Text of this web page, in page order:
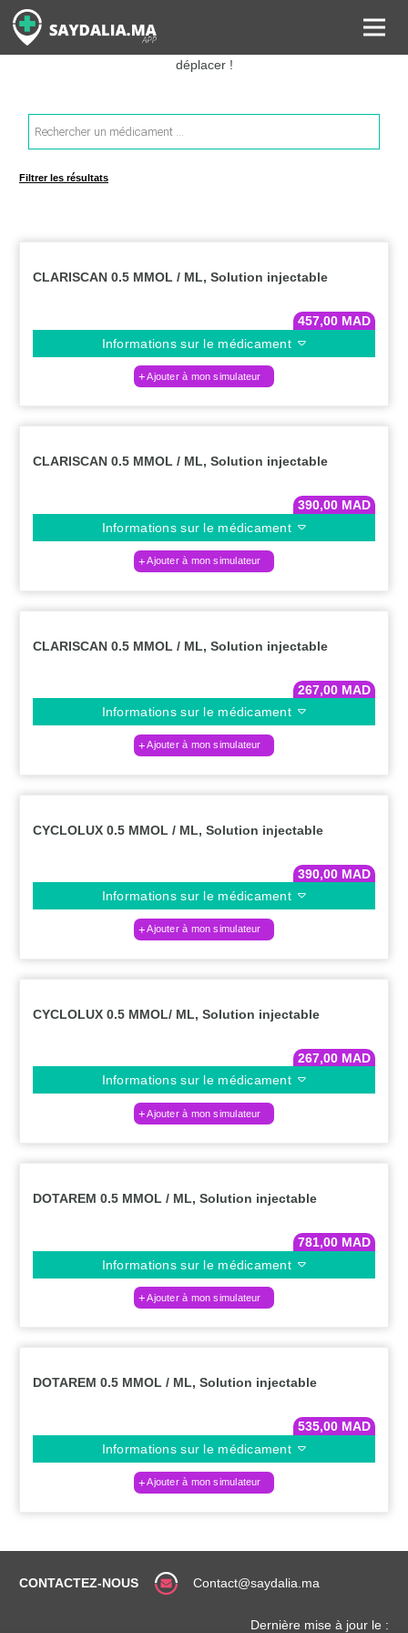
Rechercher les informations sur vos médicaments, leurs prix et
estimer ainsi le coût total de votre ordonnance, sans vous
déplacer !
Recherche
de
produits
Filtrer les résultats
CLARISCAN 0.5 MMOL / ML, Solution injectable
457,00 MAD
Informations sur le médicament
Ajouter à mon simulateur
CLARISCAN 0.5 MMOL / ML, Solution injectable
390,00 MAD
Informations sur le médicament
Ajouter à mon simulateur
CLARISCAN 0.5 MMOL / ML, Solution injectable
267,00 MAD
Informations sur le médicament
Ajouter à mon simulateur
CYCLOLUX 0.5 MMOL / ML, Solution injectable
390,00 MAD
Informations sur le médicament
Ajouter à mon simulateur
CYCLOLUX 0.5 MMOL/ ML, Solution injectable
267,00 MAD
Informations sur le médicament
Ajouter à mon simulateur
DOTAREM 0.5 MMOL / ML, Solution injectable
781,00 MAD
Informations sur le médicament
Ajouter à mon simulateur
DOTAREM 0.5 MMOL / ML, Solution injectable
535,00 MAD
Informations sur le médicament
Ajouter à mon simulateur
CONTACTEZ-NOUS Contact@saydalia.ma
Dernière mise à jour le :